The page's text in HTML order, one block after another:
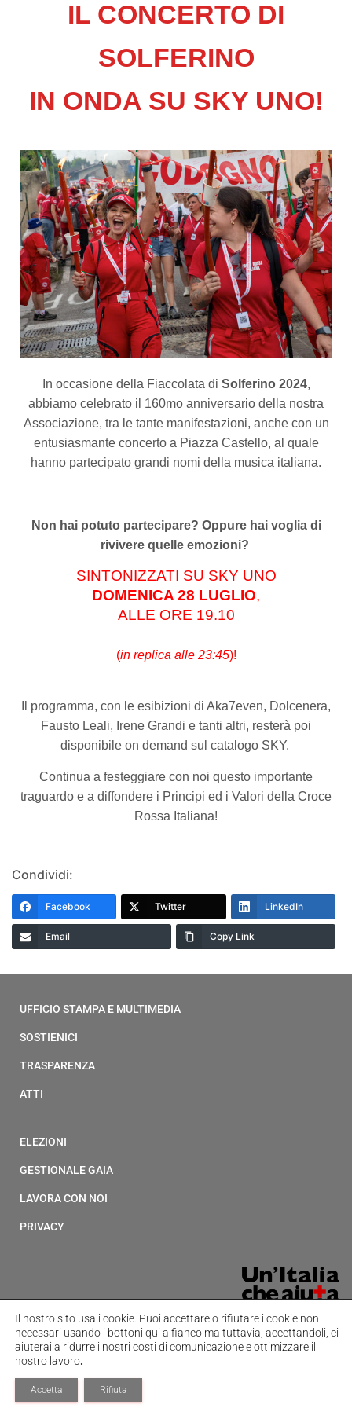
IL CONCERTO DI
SOLFERINO
IN ONDA SU SKY UNO!
In occasione della Fiaccolata di Solferino 2024,
abbiamo celebrato il 160mo anniversario della nostra
Associazione, tra le tante manifestazioni, anche con un
entusiasmante concerto a Piazza Castello, al quale
hanno partecipato grandi nomi della musica italiana.
Non hai potuto partecipare? Oppure hai voglia di
rivivere quelle emozioni?
SINTONIZZATI SU SKY UNO
DOMENICA 28 LUGLIO,
ALLE ORE 19.10
(in replica alle 23:45)!
Il programma, con le esibizioni di Aka7even, Dolcenera,
Fausto Leali, Irene Grandi e tanti altri, resterà poi
disponibile on demand sul catalogo SKY.
Continua a festeggiare con noi questo importante
traguardo e a diffondere i Principi ed i Valori della Croce
Rossa Italiana!
Condividi:
Facebook Twitter LinkedIn
Email Copy Link
UFFICIO STAMPA E MULTIMEDIA
SOSTIENICI
TRASPARENZA
ATTI
ELEZIONI
GESTIONALE GAIA
LAVORA CON NOI
PRIVACY
Il nostro sito usa i cookie. Puoi accettare o rifiutare i cookie non
necessari usando i bottoni qui a fianco ma tuttavia, accettandoli, ci
aiuterai a ridurre i nostri costi di comunicazione e ottimizzare il
nostro lavoro.
Accetta Rifiuta